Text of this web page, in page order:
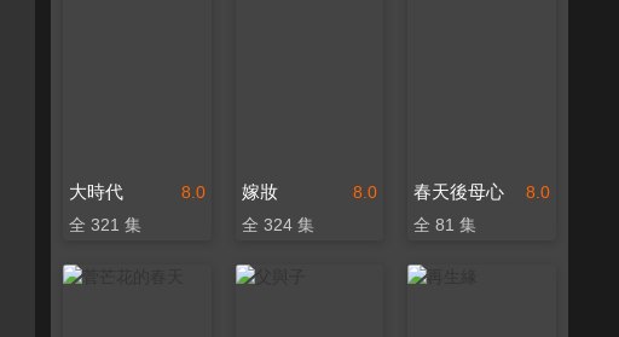
8.0
大時代
全 321 集
8.0
嫁妝
全 324 集
8.0
春天後母心
全 81 集